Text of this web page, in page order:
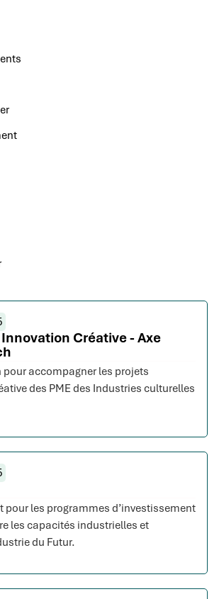
Créative - Axe
pour accompagner les projets
des PME des Industries culturelles
pour les programmes d’investissement
les capacités industrielles et
du Futur.